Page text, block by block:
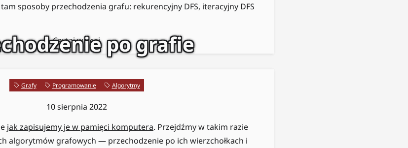
sposoby przechodzenia grafu: rekurencyjny DFS, iteracyjny DFS
Czytaj więcej
po grafie
Grafy Programowanie Algorytmy
10 sierpnia 2022
jak zapisujemy je w pamięci komputera. Przejdźmy w takim razie
algorytmów grafowych — przechodzenie po ich wierzchołkach i